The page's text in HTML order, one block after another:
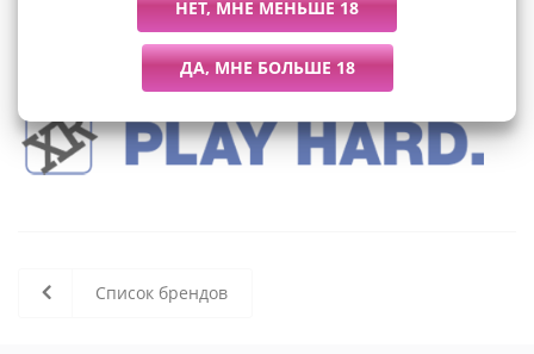
Список брендов